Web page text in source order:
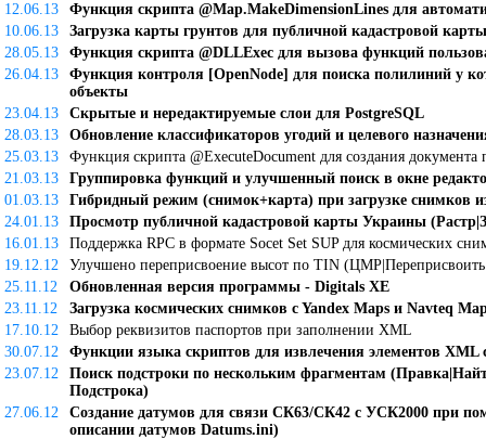
12.06.13
Функция скрипта @Map.MakeDimensionLines для
10.06.13
Загрузка карты грунтов для публичной кадастровой
28.05.13
Функция скрипта @DLLExec для вызова функций
26.04.13
Функция контроля [OpenNode] для поиска полилиний у
объекты
23.04.13
Скрытые и нередактируемые слои для PostgreSQL
28.03.13
Обновление классификаторов угодий и целевого
25.03.13
Функция скрипта @ExecuteDocument для создания
21.03.13
Группировка функций и улучшенный поиск в окне
01.03.13
Гибридный режим (снимок+карта) при загрузке снимков
24.01.13
Просмотр публичной кадастровой карты Украины
16.01.13
Поддержка RPC в формате Socet Set SUP для космических
19.12.12
Улучшено переприсвоение высот по TIN
25.11.12
Обновленная версия программы - Digitals XE
23.11.12
Загрузка космических снимков c Yandex Maps и Navteq
17.10.12
Выбор реквизитов паспортов при заполнении XML
30.07.12
Функции языка скриптов для извлечения элементов XML
23.07.12
Поиск подстроки по нескольким фрагментам
Подстрока)
27.06.12
Создание датумов для связи СК63/СК42 с УСК2000 при
описании датумов Datums.ini)